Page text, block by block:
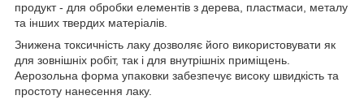
продукт - для обробки елементів з дерева, пластмаси, металу
та інших твердих матеріалів.
Знижена токсичність лаку дозволяє його використовувати як
для зовнішніх робіт, так і для внутрішніх приміщень.
Аерозольна форма упаковки забезпечує високу швидкість та
простоту нанесення лаку.